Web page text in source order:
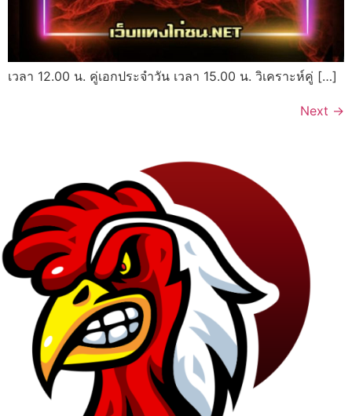
เวลา 12.00 น. คู่เอกประจำวัน เวลา 15.00 น. วิเคราะห์คู่ […]
Next →